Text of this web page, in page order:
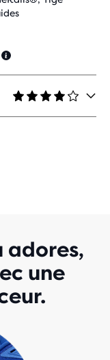
adores,
une